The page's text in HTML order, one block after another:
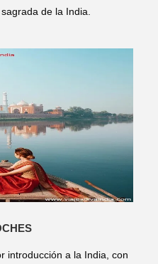
de la India.
introducción a la India, con